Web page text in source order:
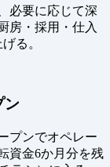
必要に応じて深
房・採用・仕入
る。
ン
プンでオペレー
資金6か月分を残